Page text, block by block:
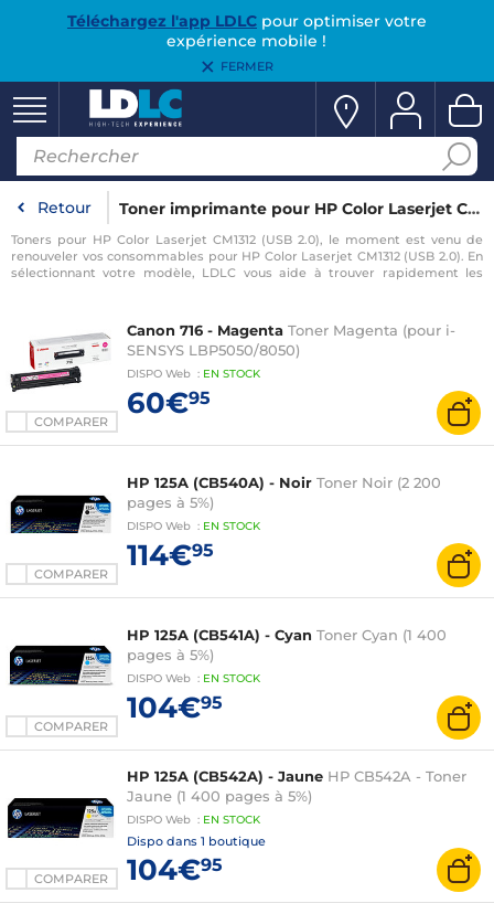
Téléchargez l'app LDLCpour optimiser votre
expérience mobile !
FERMER
Retour Toner imprimante pour HP Color Laserjet CM1312 (USB 2.0)
Toners pour HP Color Laserjet CM1312 (USB 2.0), le moment est venu de
renouveler vos consommables pour HP Color Laserjet CM1312 (USB 2.0). En
sélectionnant votre modèle, LDLC vous aide à trouver rapidement les
COMPARER
Canon 716 - Magenta Toner Magenta (pour i-
SENSYS LBP5050/8050)
DISPO Web : EN STOCK
60€95
COMPARER
HP 125A (CB540A) - Noir Toner Noir (2 200
pages à 5%)
DISPO Web : EN STOCK
114€95
COMPARER
HP 125A (CB541A) - Cyan Toner Cyan (1 400
pages à 5%)
DISPO Web : EN STOCK
104€95
COMPARER
HP 125A (CB542A) - Jaune HP CB542A - Toner
Jaune (1 400 pages à 5%)
DISPO Web : EN STOCK
Dispo dans 1 boutique
104€95